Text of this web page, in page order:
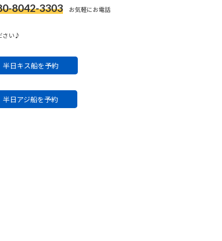
8042-3303 お気軽にお電話
さい♪
半日キス船を予約
半日アジ船を予約